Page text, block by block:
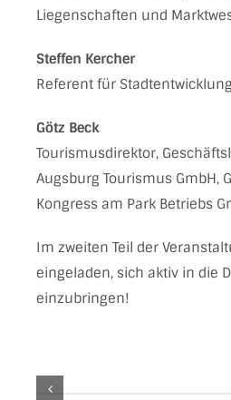
Liegenschaften und
Steffen Kercher
Referent für
Götz Beck
Tourismusdirektor,
Augsburg Tourismus GmbH,
Kongress am Park Betriebs
Im zweiten Teil der
eingeladen, sich aktiv in die
einzubringen!